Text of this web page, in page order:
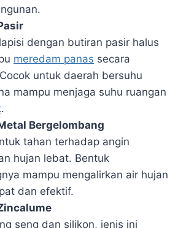
dengan butiran pasir halus
meredam panas secara
untuk daerah bersuhu
mampu menjaga suhu ruangan
.
Bergelombang
tahan terhadap angin
hujan lebat. Bentuk
mampu mengalirkan air hujan
dan efektif.
seng dan silikon, jenis ini